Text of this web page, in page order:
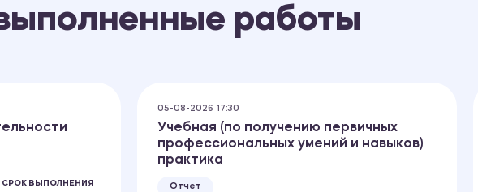
работы
СРОК ВЫПОЛНЕНИЯ
05-08-2026 17:30
Учебная (по получению первичных
профессиональных умений и навыков)
практика
Отчет